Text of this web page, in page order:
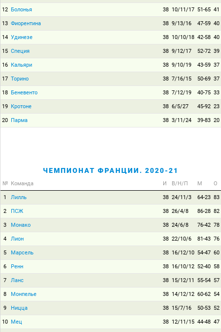
12 Болонья 38 10/11/17 51-65 41
13 Фиорентина 38 9/13/16 47-59 40
14 Удинезе 38 10/10/18 42-58 40
15 Специя 38 9/12/17 52-72 39
16 Кальяри 38 9/10/19 43-59 37
17 Торино 38 7/16/15 50-69 37
18 Беневенто 38 7/12/19 40-75 33
19 Кротоне 38 6/5/27 45-92 23
20 Парма 38 3/11/24 39-83 20
ЧЕМПИОНАТ ФРАНЦИИ. 2020-21
№ Команда И В/Н/П М О
1 Лилль 38 24/11/3 64-23 83
2 ПСЖ 38 26/4/8 86-28 82
3 Монако 38 24/6/8 76-42 78
4 Лион 38 22/10/6 81-43 76
5 Марсель 38 16/12/10 54-47 60
6 Ренн 38 16/10/12 52-40 58
7 Ланс 38 15/12/11 55-54 57
8 Монпелье 38 14/12/12 60-62 54
9 Ницца 38 15/7/16 50-53 52
10 Мец 38 12/11/15 44-48 47